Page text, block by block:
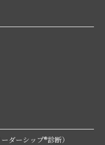
ーシップ®診断）